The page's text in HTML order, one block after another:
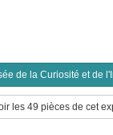
de la Curiosité et de
les 49 pièces de cet